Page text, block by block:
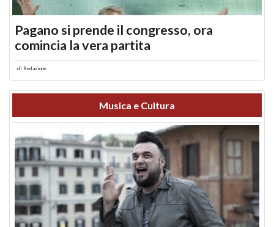
Pagano si prende il congresso, ora
comincia la vera partita
di Redazione
Musica e Cultura